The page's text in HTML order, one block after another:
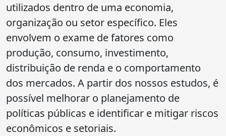
utilizados dentro de uma economia,
organização ou setor específico. Eles
envolvem o exame de fatores como
produção, consumo, investimento,
distribuição de renda e o comportamento
dos mercados. A partir dos nossos estudos, é
possível melhorar o planejamento de
políticas públicas e identificar e mitigar riscos
econômicos e setoriais.